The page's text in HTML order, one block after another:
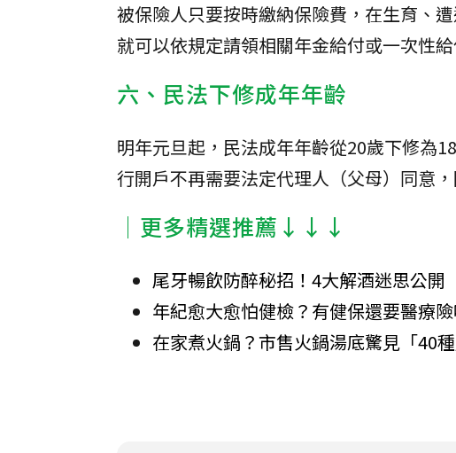
被保險人只要按時繳納保險費，在生育、
就可以依規定請領相關年金給付或一次性
六、民法下修成年年齡
明年元旦起，民法成年年齡從20歲下修為
行開戶不再需要法定代理人（父母）同意
│更多精選推薦↓↓↓
尾牙暢飲防醉秘招！4大解酒迷思公開
年紀愈大愈怕健檢？有健保還要醫療
在家煮火鍋？市售火鍋湯底驚見「40